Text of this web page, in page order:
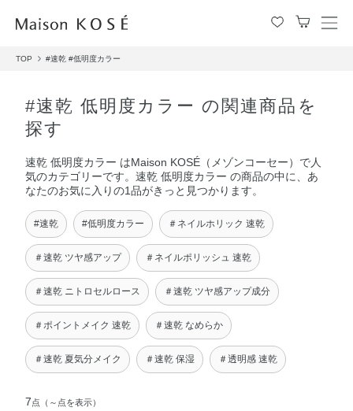
メ
TOP #速乾 #低明度カラー
#速乾 低明度カラー の関連商品を
探す
速乾 低明度カラー はMaison KOSÉ（メゾンコーセー）で人
気のカテゴリーです。速乾 低明度カラー の商品の中に、あ
なたのお気に入りの1品がきっと見つかります。
#速乾 #低明度カラー ＃ネイルホリック 速乾
＃速乾 ツヤ感アップ ＃ネイルポリッシュ 速乾
＃速乾 ニトロセルロース ＃速乾 ツヤ感アップ成分
＃ポイントメイク 速乾 ＃速乾 なめらか
＃速乾 夏気分メイク ＃速乾 保湿 ＃透明感 速乾
7点 （～点を表示）